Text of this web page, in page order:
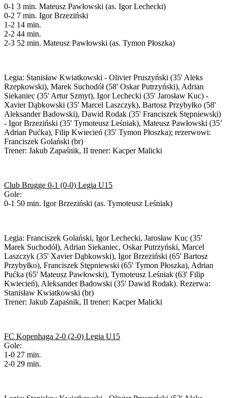
0-1 3 min. Mateusz Pawłowski (as. Igor Lechecki)
0-2 7 min. Igor Brzeziński
1-2 14 min.
2-2 44 min.
2-3 52 min. Mateusz Pawłowski (as. Tymon Płoszka)
Legia: Stanisław Kwiatkowski - Olivier Pruszyński (35' Aleks
Rzepkowski), Marek Suchodół (58' Oskar Putrzyński), Adrian
Siekaniec (35' Artur Szmyt), Igor Lechecki (35' Jarosław Kuc) -
Xavier Dąbkowski (35' Marcel Laszczyk), Bartosz Przybyłko (58'
Aleksander Badowski), Dawid Rodak (35' Franciszek Stępniewski)
- Igor Brzeziński (35' Tymoteusz Leśniak), Mateusz Pawłowski (35’
Adrian Pućka), Filip Kwiecień (35' Tymon Płoszka); rezerwowi:
Franciszek Golański (br)
Trener: Jakub Zapaśnik, II trener: Kacper Malicki
Club Brugge 0-1 (0-0) Legia U15
Gole:
0-1 50 min. Igor Brzeziński (as. Tymoteusz Leśniak)
Legia: Franciszek Golański, Igor Lechecki, Jarosław Kuc (35'
Marek Suchodół), Adrian Siekaniec, Oskar Putrzyński, Marcel
Laszczyk (35' Xavier Dąbkowski), Igor Brzeziński (65' Bartosz
Przybyłko), Franciszek Stępniewski (65' Tymon Płoszka), Adrian
Pućka (65' Mateusz Pawłowski), Tymoteusz Leśniak (63' Filip
Kwiecień), Aleksander Badowski (35' Dawid Rodak). Rezerwa:
Stanisław Kwiatkowski (br)
Trener: Jakub Zapaśnik, II trener: Kacper Malicki
FC Kopenhaga 2-0 (2-0) Legia U15
Gole:
1-0 27 min.
2-0 29 min.